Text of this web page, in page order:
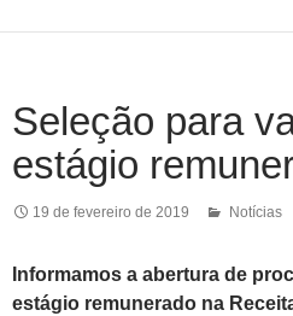
Seleção para
estágio
19 de fevereiro de 2019 Notícias
Informamos a abertura de
estágio remunerado na